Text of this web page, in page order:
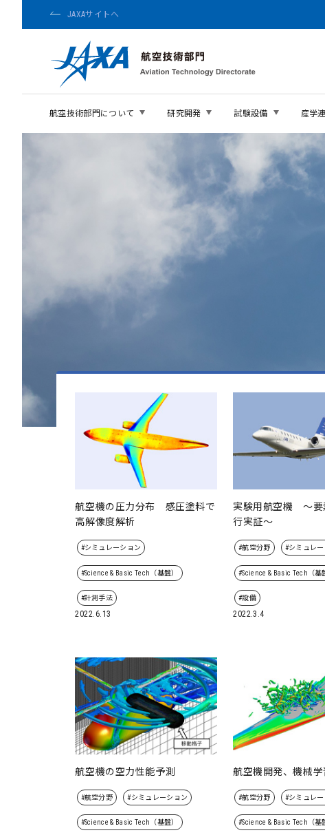
JAXAサイトへ
航空技術部門について 研究開発 試験設備 産学
航空機の圧力分布 感圧塗料で
高解像度解析
#シミュレーション
#Science & Basic Tech（基盤）
#計測手法
2022.6.13
実験用航空機 ～要
行実証～
#航空分野 #シミュレー
#Science & Basic Tech（基
#設備
2022.3.4
航空機の空力性能予測
#航空分野 #シミュレーション
#Science & Basic Tech（基盤）
航空機開発、機械学
#航空分野 #シミュレー
#Science & Basic Tech（基